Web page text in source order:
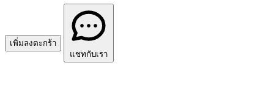
เพิ่มลงตะกร้า
แชทกับเรา